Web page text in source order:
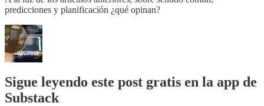
predicciones y planificación ¿qué opinan?
Sigue leyendo este post gratis en la app de
Substack